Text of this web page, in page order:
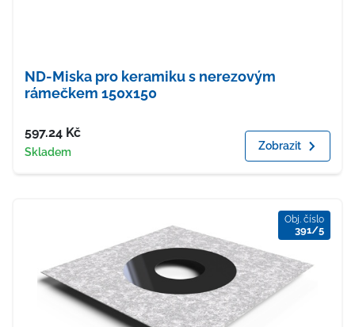
ND-Miska pro keramiku s nerezovým
rámečkem 150x150
Cena
597.24 Kč
Dostupnost
Skladem Zobrazit
Obj. číslo
391/5